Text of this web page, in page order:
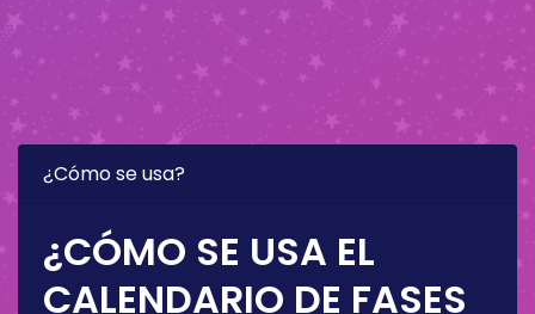
¿Cómo se usa?
¿CÓMO SE USA EL
CALENDARIO DE FASES